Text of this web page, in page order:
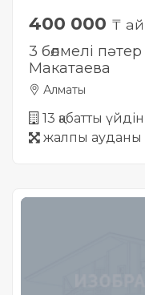
400 000 ₸
3 бөлмелі
Макатаева
Алматы
13 қабатты
жалпы ауданы